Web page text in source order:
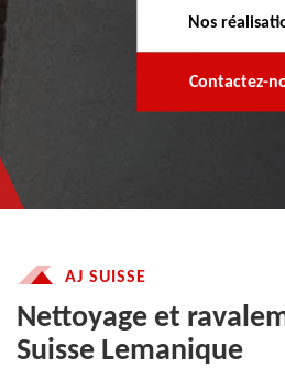
Nos
Contactez-
AJ SUISSE
Nettoyage et
Suisse Lemanique